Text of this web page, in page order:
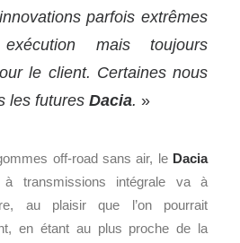
parfois extrêmes
mais toujours
le client. Certaines nous
les futures Dacia. »
off-road sans air, le Dacia
transmissions intégrale va à
au plaisir que l’on pourrait
en étant au plus proche de la